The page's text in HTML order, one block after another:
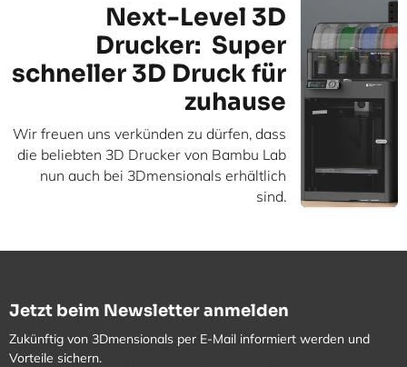
Next-Level 3D
Drucker: Super
schneller 3D Druck für
zuhause
Wir freuen uns verkünden zu dürfen, dass
die beliebten 3D Drucker von Bambu Lab
nun auch bei 3Dmensionals erhältlich
sind.
Jetzt beim Newsletter anmelden
Zukünftig von 3Dmensionals per E-Mail informiert werden und
Vorteile sichern.